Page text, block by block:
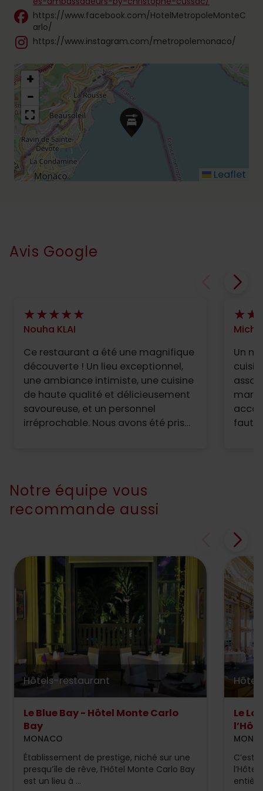
https://www.facebook.com/HotelMetropoleMonteC
arlo/
https://www.instagram.com/metropolemonaco/
+
−
Leaflet
Avis Google
Nouha KLAI
Ce restaurant a été une magnifique
découverte ! Un lieu exceptionnel,
une ambiance intimiste, une cuisine
de haute qualité et délicieusement
savoureuse, et un personnel
irréprochable. Nous avons été pris
personnalisée. Nous reviendrons
sans aucun doute !
Un
Notre équipe vous
recommande aussi
Hôtels-restaurant
Le Blue Bay - Hôtel Monte Carlo
Bay
MONACO
Établissement de prestige, niché sur une
presqu’île de rêve, l’Hôtel Monte Carlo Bay
est un lieu à ...
Le
C’est